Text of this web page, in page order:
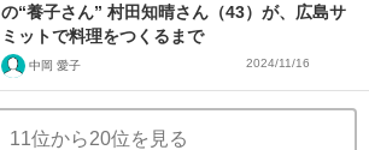
の“養子さん” 村田知晴さん（43）が、広島サ
ミットで料理をつくるまで
中岡 愛子 2024/11/16
11位から20位を見る